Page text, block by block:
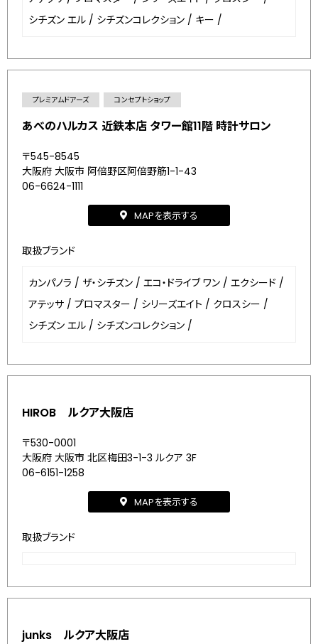
シチズン エル / シチズンコレクション / キー /
プレミアムドアーズ コンセプトショップ
あべのハルカス 近鉄本店 タワー館11階 時計サロン
〒545-8545
大阪府 大阪市 阿倍野区阿倍野筋1-1-43
06-6624-1111
MAPを表示する
取扱ブランド
カンパノラ / ザ・シチズン / エコ・ドライブ ワン / エクシード /
アテッサ / プロマスター / シリーズエイト / クロスシー /
シチズン エル / シチズンコレクション /
HIROB ルクア大阪店
〒530-0001
大阪府 大阪市 北区梅田3-1-3 ルクア 3F
06-6151-1258
MAPを表示する
取扱ブランド
junks ルクア大阪店